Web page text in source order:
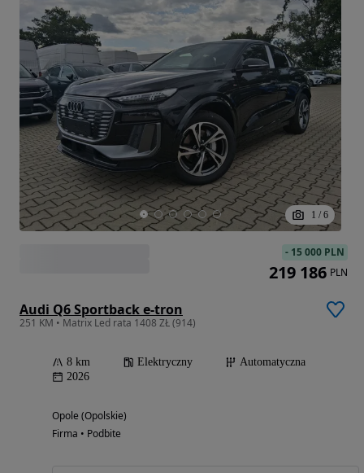
1 / 6
Audi Q6 Sportback e-tron
251 KM • Matrix Led rata 1408 ZŁ (914)
8 km Elektryczny
Automatyczna
2026
Opole (Opolskie)
Firma • Podbite
- 15 000 PLN
219 186 PLN